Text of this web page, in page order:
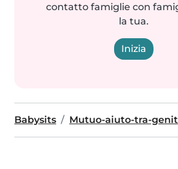
contatto famiglie con
la tua.
Inizia
Babysits Mutuo-aiuto-tra-